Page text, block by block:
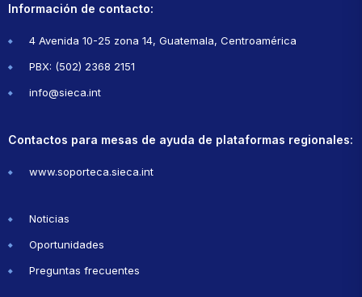
Información de contacto:
4 Avenida 10-25 zona 14, Guatemala, Centroamérica
PBX: (502) 2368 2151
info@sieca.int
Contactos para mesas de ayuda de plataformas regionales:
www.soporteca.sieca.int
Noticias
Oportunidades
Preguntas frecuentes